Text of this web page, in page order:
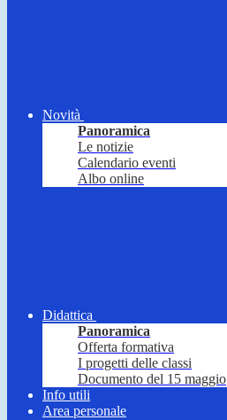
Novità
Panoramica
Le notizie
Calendario eventi
Albo online
Didattica
Panoramica
Offerta formativa
I progetti delle classi
Documento del 15 maggio
Info utili
Area personale